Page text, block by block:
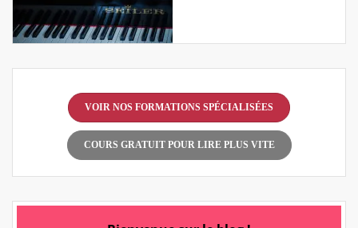
VOIR NOS FORMATIONS SPÉCIALISÉES
COURS GRATUIT POUR LIRE PLUS VITE